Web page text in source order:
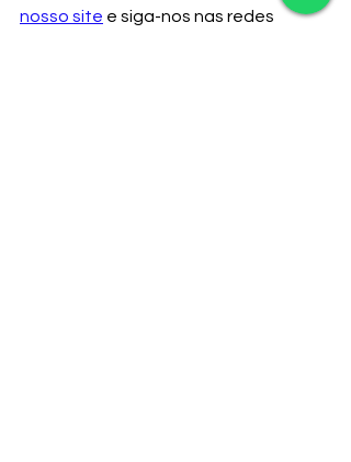
nosso site e siga-nos nas redes